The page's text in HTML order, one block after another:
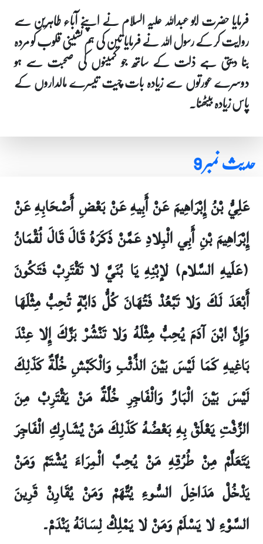
فرمایا حضرت ابو عبداللہ علیہ السلام نے اپنے آباء طاہرین سے
روایت کر کے رسول اللہ نے فرمایا تین کی ہم نشینی قلوب کو مردہ
بنا دیتی ہے ذلت کے ساتھ جو کمینوں کی صحبت سے ہو
دوسرے عورتوں سے زیادہ بات چیت تیسرے مالداروں کے
پاس زیادہ بیٹھنا۔
حدیث نمبر 9
عَلِيُّ بْنُ إِبْرَاهِيمَ عَنْ أَبِيهِ عَنْ بَعْضِ أَصْحَابِهِ عَنْ
إِبْرَاهِيمَ بْنِ أَبِي الْبِلادِ عَمَّنْ ذَكَرَهُ قَالَ قَالَ لُقْمَانُ
(عَلَيهِ السَّلام) لإبْنِهِ يَا بُنَيَّ لا تَقْتَرِبْ فَتَكُونَ
أَبْعَدَ لَكَ وَلا تَبْعُدْ فَتُهَانَ كُلُّ دَابَّةٍ تُحِبُّ مِثْلَهَا
وَإِنَّ ابْنَ آدَمَ يُحِبُّ مِثْلَهُ وَلا تَنْشُرْ بَزَّكَ إِلا عِنْدَ
بَاغِيهِ كَمَا لَيْسَ بَيْنَ الذِّئْبِ وَالْكَبْشِ خُلَّةٌ كَذَلِكَ
لَيْسَ بَيْنَ الْبَارِّ وَالْفَاجِرِ خُلَّةٌ مَنْ يَقْتَرِبْ مِنَ
الزِّفْتِ يَعْلَقْ بِهِ بَعْضُهُ كَذَلِكَ مَنْ يُشَارِكِ الْفَاجِرَ
يَتَعَلَّمْ مِنْ طُرُقِهِ مَنْ يُحِبَّ الْمِرَاءَ يُشْتَمْ وَمَنْ
يَدْخُلْ مَدَاخِلَ السُّوءِ يُتَّهَمْ وَمَنْ يُقَارِنْ قَرِينَ
السَّوْءِ لا يَسْلَمْ وَمَنْ لا يَمْلِكْ لِسَانَهُ يَنْدَمْ۔